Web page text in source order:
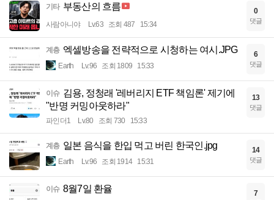
기타 부동산의 흐름
사람아니야 Lv.63 조회 487 15:34
0
댓글
계층 엑셀방송을 전략적으로 시청하는 여시.JPG
Earth Lv.96 조회 1809 15:33
6
댓글
이슈 김용, 정청래 '레버리지 ETF 책임론' 제기에
"반명 커밍아웃하라"
파인더1 Lv.80 조회 730 15:33
13
댓글
계층 일본 음식을 한입 먹고 버린 한국인.jpg
Earth Lv.96 조회 1914 15:31
14
댓글
이슈 8월7일 환율 7